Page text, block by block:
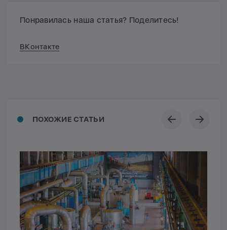
Понравилась наша статья? Поделитесь!
ВКонтакте
ПОХОЖИЕ СТАТЬИ